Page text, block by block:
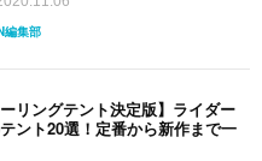
編集部
ーリングテント決定版】ライダー
ント20選！定番から新作まで一